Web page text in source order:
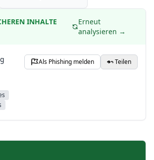
INHALTE
Erneut
analysieren →
Als Phishing melden Teilen